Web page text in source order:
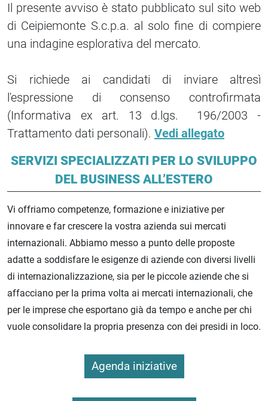
Il presente avviso è stato pubblicato sul sito web
di Ceipiemonte S.c.p.a. al solo fine di compiere
una indagine esplorativa del mercato.
Si richiede ai candidati di inviare altresì
l'espressione di consenso controfirmata
(Informativa ex art. 13 d.lgs. 196/2003 -
Trattamento dati personali). Vedi allegato
SERVIZI SPECIALIZZATI PER LO SVILUPPO
DEL BUSINESS ALL’ESTERO
Vi offriamo competenze, formazione e iniziative per
innovare e far crescere la vostra azienda sui mercati
internazionali. Abbiamo messo a punto delle proposte
adatte a soddisfare le esigenze di aziende con diversi livelli
di internazionalizzazione, sia per le piccole aziende che si
affacciano per la prima volta ai mercati internazionali, che
per le imprese che esportano già da tempo e anche per chi
vuole consolidare la propria presenza con dei presidi in loco.
Agenda iniziative